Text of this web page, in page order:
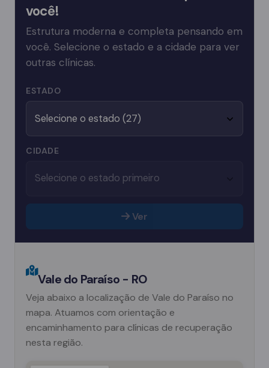
você!
Estrutura moderna e completa pensando em
você. Selecione o estado e a cidade para ver
outras clínicas.
ESTADO
CIDADE
Ver
Vale do Paraíso - RO
Veja abaixo a localização de Vale do Paraíso no
mapa. Atuamos com orientação e
encaminhamento para clínicas de recuperação
nesta região.